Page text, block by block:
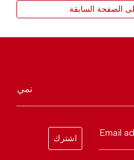
الصفحة السابقة
نمي
Email
اشترك